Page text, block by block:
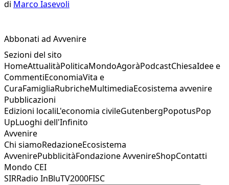
di Marco Iasevoli
Abbonati ad Avvenire
Sezioni del sito
HomeAttualitàPoliticaMondoAgoràPodcastChiesaIdee e
CommentiEconomiaVita e
CuraFamigliaRubricheMultimediaEcosistema avvenire
Pubblicazioni
Edizioni localiL'economia civileGutenbergPopotusPop
UpLuoghi dell'Infinito
Avvenire
Chi siamoRedazioneEcosistema
AvvenirePubblicitàFondazione AvvenireShopContatti
Mondo CEI
SIRRadio InBluTV2000FISC